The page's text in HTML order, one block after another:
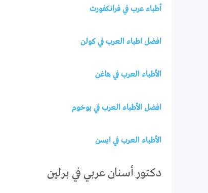
أطباء عرب في فرانكفورت
افضل اطباء العرب في كولن
الأطباء العرب في هاغن
افضل الأطباء العرب في بوخوم
الأطباء العرب في ايسن
دكتور أسنان عربي في برلين